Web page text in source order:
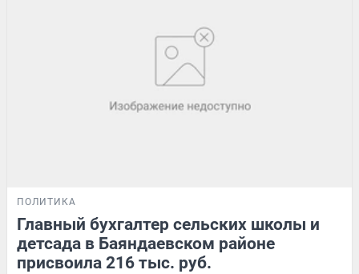
ПОЛИТИКА
Главный бухгалтер сельских школы и
детсада в Баяндаевском районе
присвоила 216 тыс. руб.